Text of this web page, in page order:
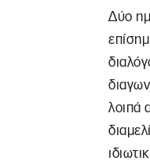
Δύο
λοιπά